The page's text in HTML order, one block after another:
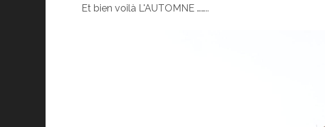
Et bien voilà L'AUTOMNE ……..